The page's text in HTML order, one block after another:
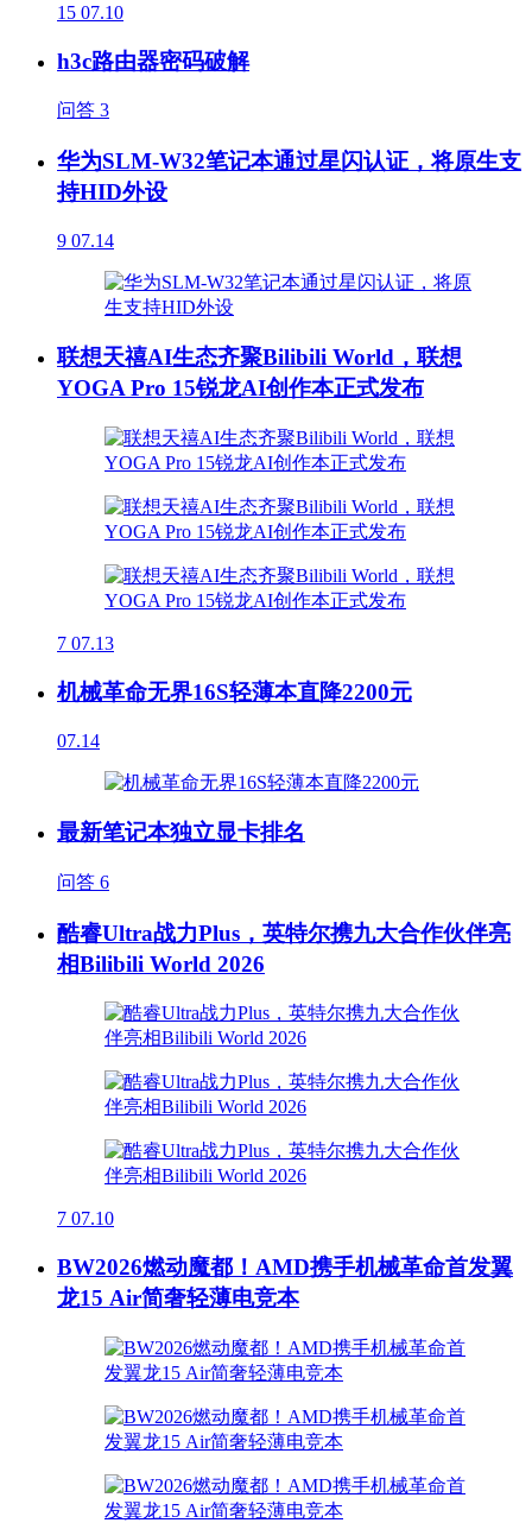
15 07.10
h3c路由器密码破解
问答 3
华为SLM-W32笔记本通过星闪认证，将原生支
持HID外设
9 07.14
联想天禧AI生态齐聚Bilibili World，联想
YOGA Pro 15锐龙AI创作本正式发布
7 07.13
机械革命无界16S轻薄本直降2200元
07.14
最新笔记本独立显卡排名
问答 6
酷睿Ultra战力Plus，英特尔携九大合作伙伴亮
相Bilibili World 2026
7 07.10
BW2026燃动魔都！AMD携手机械革命首发翼
龙15 Air简奢轻薄电竞本